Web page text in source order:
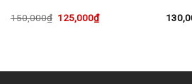
150,000₫ Giá
125,000₫Giá
hiện